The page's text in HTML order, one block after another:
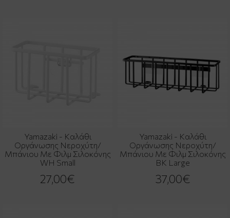
Yamazaki - Καλάθι
Οργάνωσης Νεροχύτη/
Μπάνιου Με Φιλμ Σιλοκόνης
WH Small
27,00€
Yamazaki - Καλάθι
Οργάνωσης Νεροχύτη/
Μπάνιου Με Φιλμ Σιλοκόνης
BK Large
37,00€